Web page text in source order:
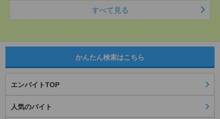
すべて見る
かんたん検索はこちら
エンバイトTOP
人気のバイト